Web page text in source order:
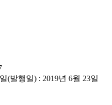
(발행일) : 2019년 6월 23일